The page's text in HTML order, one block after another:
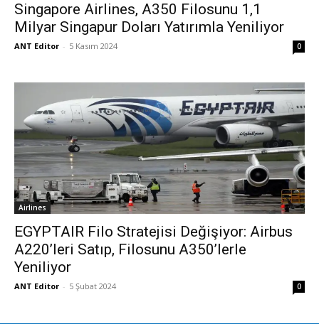
Singapore Airlines, A350 Filosunu 1,1
Milyar Singapur Doları Yatırımla Yeniliyor
ANT Editor - 5 Kasım 2024 0
Airlines
EGYPTAIR Filo Stratejisi Değişiyor: Airbus
A220’leri Satıp, Filosunu A350’lerle
Yeniliyor
ANT Editor - 5 Şubat 2024 0